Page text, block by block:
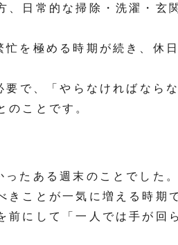
日常的な掃除・洗濯・玄
を極める時期が続き、休
で、「やらなければなら
ことです。
たある週末のことでした。
ことが一気に増える時期
にして「一人では手が回